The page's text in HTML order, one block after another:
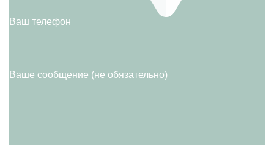
Ваш телефон
Ваше сообщение (не обязательно)